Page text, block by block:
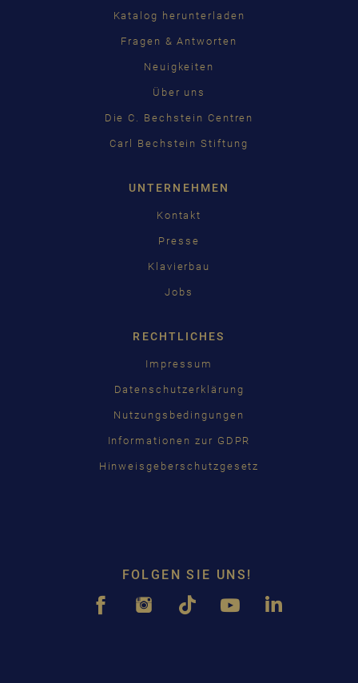
Katalog herunterladen
Fragen & Antworten
Neuigkeiten
Über uns
Die C. Bechstein Centren
Carl Bechstein Stiftung
UNTERNEHMEN
Kontakt
Presse
Klavierbau
Jobs
RECHTLICHES
Impressum
Datenschutzerklärung
Nutzungsbedingungen
Informationen zur GDPR
Hinweisgeberschutzgesetz
FOLGEN SIE UNS!